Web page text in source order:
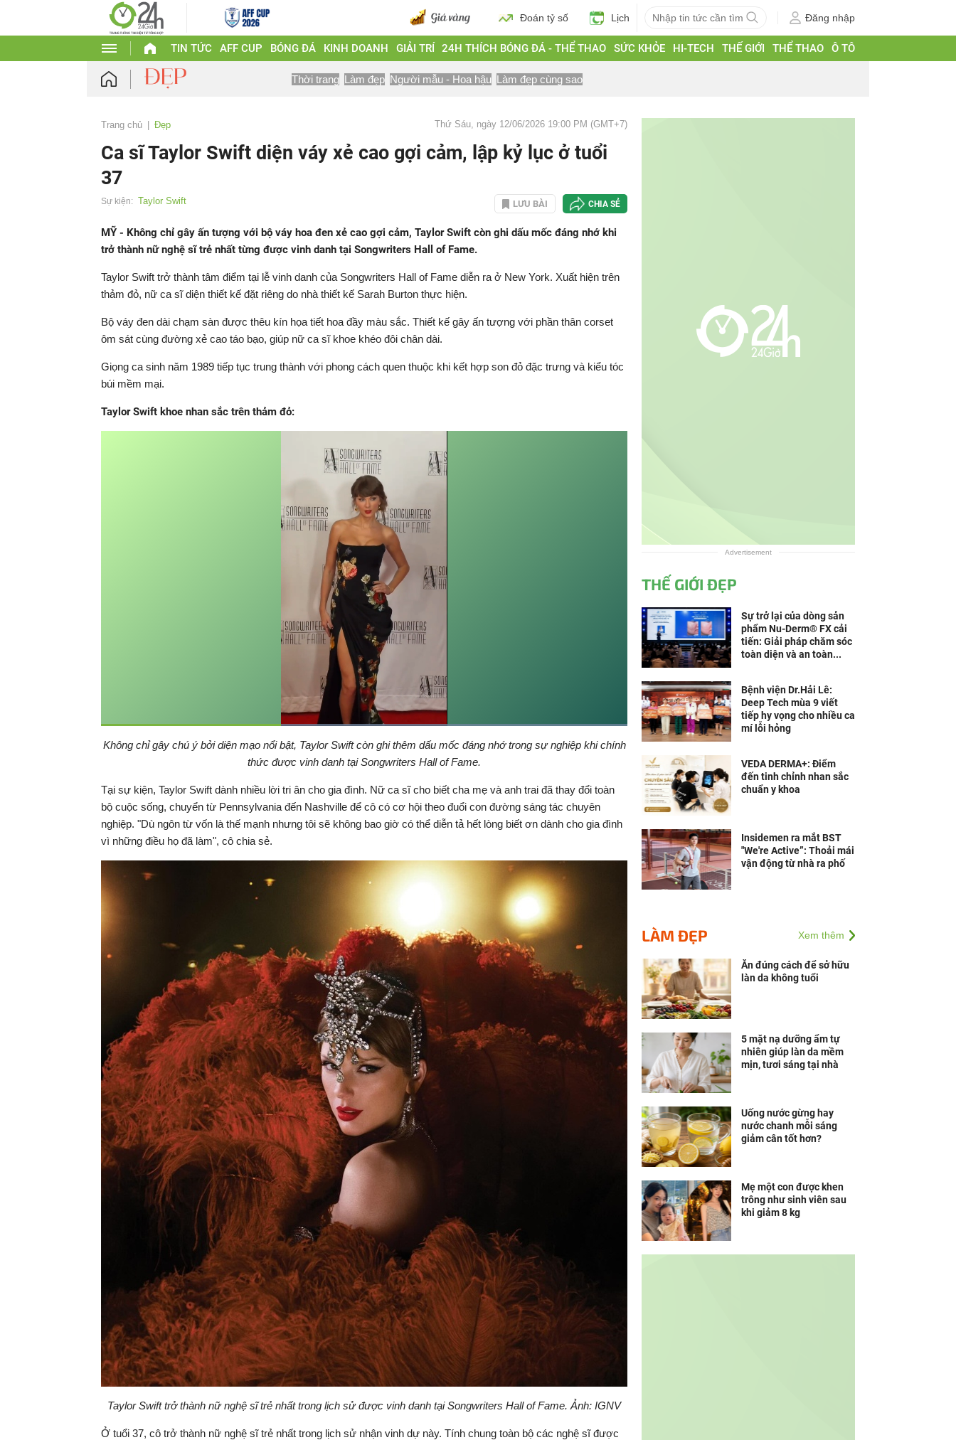
Đoán tỷ số Lịch Đăng nhập
TIN TỨC AFF CUP BÓNG ĐÁ KINH DOANH GIẢI TRÍ 24H THÍCH BÓNG ĐÁ - THỂ THAO SỨC KHỎE HI-TECH THẾ GIỚI THỂ THAO Ô TÔ
Thời trang Làm đẹp Người mẫu - Hoa hậu Làm đẹp cùng sao
Trang chủ Đẹp Thứ Sáu, ngày 12/06/2026 19:00 PM (GMT+7)
Ca sĩ Taylor Swift diện váy xẻ cao gợi cảm, lập kỷ lục ở tuổi
37
Sự kiện: Taylor Swift LƯU BÀI CHIA SẺ
MỸ - Không chỉ gây ấn tượng với bộ váy hoa đen xẻ cao gợi cảm, Taylor Swift còn ghi dấu mốc đáng nhớ khi
trở thành nữ nghệ sĩ trẻ nhất từng được vinh danh tại Songwriters Hall of Fame.
Taylor Swift trở thành tâm điểm tại lễ vinh danh của Songwriters Hall of Fame diễn ra ở New York. Xuất hiện trên
thảm đỏ, nữ ca sĩ diện thiết kế đặt riêng do nhà thiết kế Sarah Burton thực hiện.
Bộ váy đen dài chạm sàn được thêu kín họa tiết hoa đầy màu sắc. Thiết kế gây ấn tượng với phần thân corset
ôm sát cùng đường xẻ cao táo bạo, giúp nữ ca sĩ khoe khéo đôi chân dài.
Giọng ca sinh năm 1989 tiếp tục trung thành với phong cách quen thuộc khi kết hợp son đỏ đặc trưng và kiểu tóc
búi mềm mại.
Taylor Swift khoe nhan sắc trên thảm đỏ:
Tạm
Thời
hiện
tại
0:05 / Duration
0:10
Đã
tải
100.00%
Toàn
Bật
Backward
Không chỉ gây chú ý bởi diện mạo nổi bật, Taylor Swift còn ghi thêm dấu mốc đáng nhớ trong sự nghiệp khi chính
thức được vinh danh tại Songwriters Hall of Fame.
Tại sự kiện, Taylor Swift dành nhiều lời tri ân cho gia đình. Nữ ca sĩ cho biết cha mẹ và anh trai đã thay đổi toàn
bộ cuộc sống, chuyển từ Pennsylvania đến Nashville để cô có cơ hội theo đuổi con đường sáng tác chuyên
nghiệp. "Dù ngôn từ vốn là thế mạnh nhưng tôi sẽ không bao giờ có thể diễn tả hết lòng biết ơn dành cho gia đình
vì những điều họ đã làm", cô chia sẻ.
Taylor Swift trở thành nữ nghệ sĩ trẻ nhất trong lịch sử được vinh danh tại Songwriters Hall of Fame. Ảnh: IGNV
Ở tuổi 37, cô trở thành nữ nghệ sĩ trẻ nhất trong lịch sử nhận vinh dự này. Tính chung toàn bộ các nghệ sĩ được
Advertisement
THẾ GIỚI ĐẸP
Sự trở lại của dòng sản
phẩm Nu-Derm® FX cải
tiến: Giải pháp chăm sóc
toàn diện và an toàn...
Bệnh viện Dr.Hải Lê:
Deep Tech mùa 9 viết
tiếp hy vọng cho nhiều ca
mí lỗi hỏng
VEDA DERMA+: Điểm
đến tinh chỉnh nhan sắc
chuẩn y khoa
Insidemen ra mắt BST
"We're Active”: Thoải mái
vận động từ nhà ra phố
LÀM ĐẸP Xem thêm
Ăn đúng cách để sở hữu
làn da không tuổi
5 mặt nạ dưỡng ẩm tự
nhiên giúp làn da mềm
mịn, tươi sáng tại nhà
Uống nước gừng hay
nước chanh mỗi sáng
giảm cân tốt hơn?
Mẹ một con được khen
trông như sinh viên sau
khi giảm 8 kg